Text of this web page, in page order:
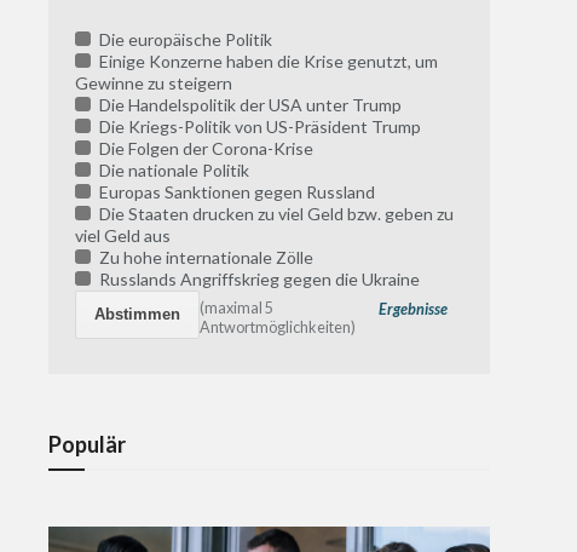
Die europäische Politik
Einige Konzerne haben die Krise genutzt, um
Gewinne zu steigern
Die Handelspolitik der USA unter Trump
Die Kriegs-Politik von US-Präsident Trump
Die Folgen der Corona-Krise
Die nationale Politik
Europas Sanktionen gegen Russland
Die Staaten drucken zu viel Geld bzw. geben zu
viel Geld aus
Zu hohe internationale Zölle
Russlands Angriffskrieg gegen die Ukraine
Ergebnisse
(maximal 5
Antwortmöglichkeiten)
Populär